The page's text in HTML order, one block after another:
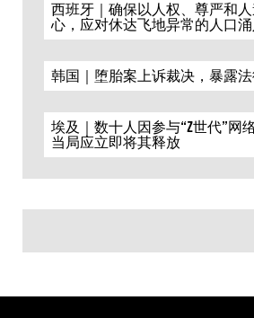
西班牙｜确保以人权、尊严和
心，应对休达飞地异常的人口涌
韩国｜堕胎案上诉裁决，暴露
埃及｜数十人因参与“Z世代”网
当局应立即将其释放